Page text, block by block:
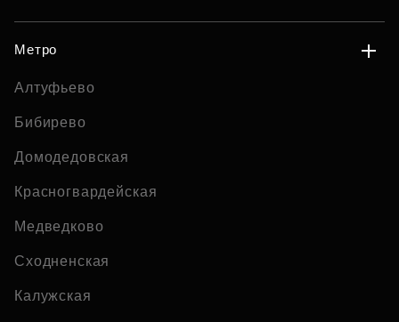
Метро
Алтуфьево
Бибирево
Домодедовская
Красногвардейская
Медведково
Сходненская
Калужская